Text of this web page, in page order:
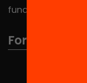
Formamos